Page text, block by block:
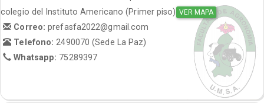
colegio del Instituto Americano (Primer piso) VER MAPA
Correo:prefasfa2022@gmail.com
Telefono: 2490070 (Sede La Paz)
Whatsapp: 75289397